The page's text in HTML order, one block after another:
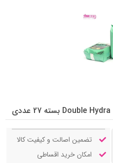
تضمین اصالت و کیفیت کالا
امکان خرید اقساطی